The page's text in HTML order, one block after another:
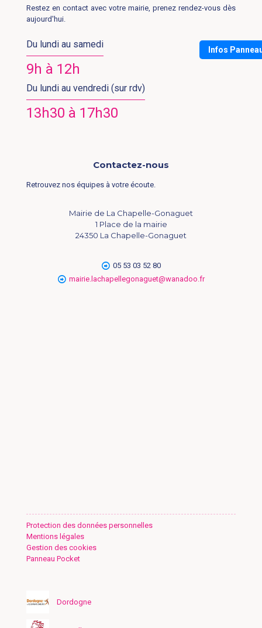
Restez en contact avec votre mairie, prenez rendez-vous dès
aujourd'hui.
Du lundi au samedi
9h à 12h
Du lundi au vendredi (sur rdv)
13h30 à 17h30
Contactez-nous
Retrouvez nos équipes à votre écoute.
Mairie de La Chapelle-Gonaguet
1 Place de la mairie
24350 La Chapelle-Gonaguet
05 53 03 52 80
mairie.lachapellegonaguet@wanadoo.fr
Protection des données personnelles
Mentions légales
Gestion des cookies
Panneau Pocket
Dordogne
Infos